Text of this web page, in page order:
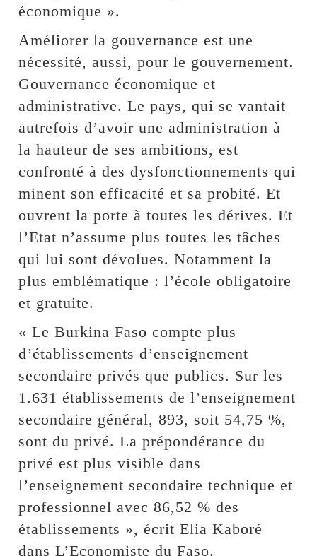
économique ».
Améliorer la gouvernance est une
nécessité, aussi, pour le gouvernement.
Gouvernance économique et
administrative. Le pays, qui se vantait
autrefois d’avoir une administration à
la hauteur de ses ambitions, est
confronté à des dysfonctionnements qui
minent son efficacité et sa probité. Et
ouvrent la porte à toutes les dérives. Et
l’Etat n’assume plus toutes les tâches
qui lui sont dévolues. Notamment la
plus emblématique : l’école obligatoire
et gratuite.
« Le Burkina Faso compte plus
d’établissements d’enseignement
secondaire privés que publics. Sur les
1.631 établissements de l’enseignement
secondaire général, 893, soit 54,75 %,
sont du privé. La prépondérance du
privé est plus visible dans
l’enseignement secondaire technique et
professionnel avec 86,52 % des
établissements », écrit Elia Kaboré
dans L’Economiste du Faso.